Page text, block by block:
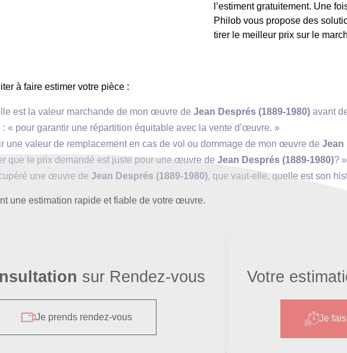
l’estiment gratuitement. Une
Philob vous propose des
tirer le meilleur prix sur le
à faire estimer votre pièce :
est la valeur marchande de mon œuvre deJean Després (1889-1980) avant
: « pour garantir une répartition équitable avec la vente d’œuvre. »
une valeur de remplacement en cas de vol ou dommage de mon œuvre deJean
que le prix demandé est juste pour une œuvre deJean Després (1889-1980)? »
une œuvre deJean Després (1889-1980), que vaut-elle, quelle est son
une estimation rapide et fiable de votre œuvre.
sur Rendez-vous
Je prends rendez-vous
Votre
Je